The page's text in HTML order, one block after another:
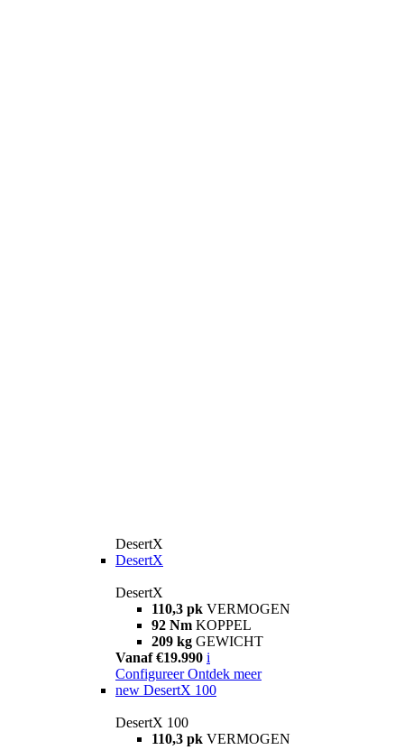
DesertX
DesertX
DesertX
110,3 pk VERMOGEN
92 Nm KOPPEL
209 kg GEWICHT
Vanaf €19.990 i
Configureer Ontdek meer
new DesertX 100
DesertX 100
110,3 pk VERMOGEN